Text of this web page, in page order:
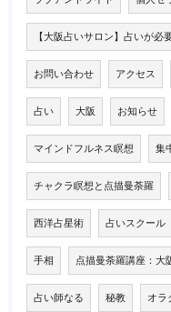
【大阪占いサロン】占いが必
お問い合わせ アクセス
占い 大阪 お知らせ
マインドフルネス瞑想 集
チャクラ瞑想と点描曼荼羅
西洋占星術 占いスクール
手相 点描曼荼羅講座：大
占い師なる 秘教 オラ